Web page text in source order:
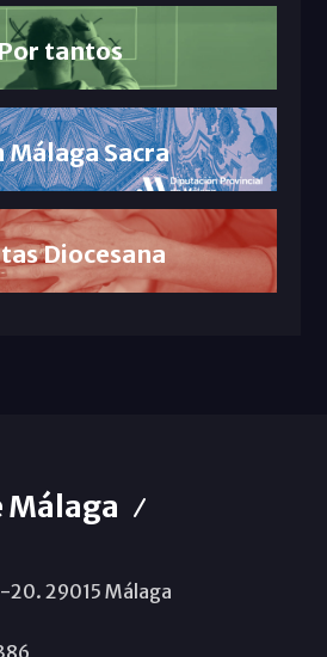
Por tantos
Málaga Sacra
Diocesana
Málaga
20. 29015 Málaga